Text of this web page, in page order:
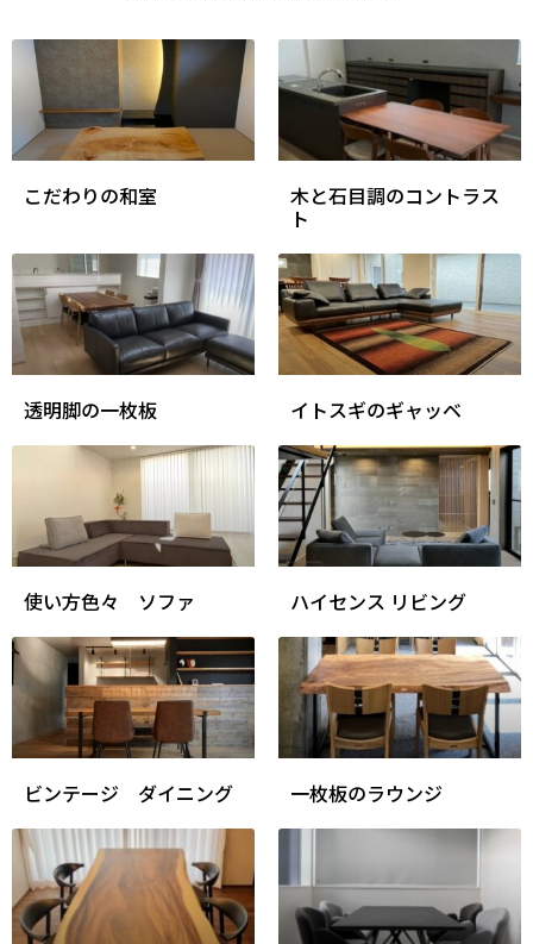
こだわりの和室 木と石目調のコントラス
ト
透明脚の一枚板 イトスギのギャッベ
使い方色々 ソファ ハイセンス リビング
ビンテージ ダイニング 一枚板のラウンジ